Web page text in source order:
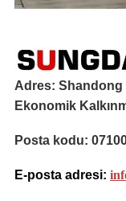
Adres: Shandong
Ekonomik
Posta kodu:
E-posta adresi: